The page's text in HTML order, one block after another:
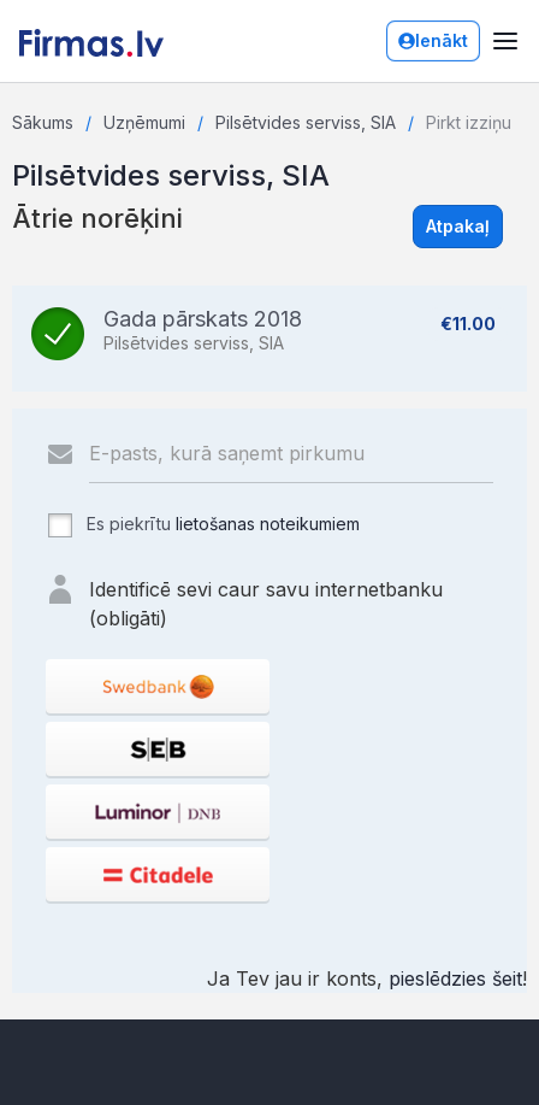
Ienākt
Sākums Uzņēmumi Pilsētvides serviss, SIA Pirkt izziņu
Pilsētvides serviss, SIA
Ātrie norēķini Atpakaļ
Gada pārskats 2018
Pilsētvides serviss, SIA
€11.00
Es piekrītu lietošanas noteikumiem
Identificē sevi caur savu internetbanku
(obligāti)
Ja Tev jau ir konts, pieslēdzies šeit!